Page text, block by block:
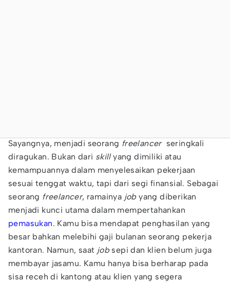
Sayangnya, menjadi seorang freelancerseringkali
diragukan. Bukan dari skillyang dimiliki atau
kemampuannya dalam menyelesaikan pekerjaan
sesuai tenggat waktu, tapi dari segi finansial. Sebagai
seorang freelancer, ramainya jobyang diberikan
menjadi kunci utama dalam mempertahankan
pemasukan. Kamu bisa mendapat penghasilan yang
besar bahkan melebihi gaji bulanan seorang pekerja
kantoran. Namun, saat job sepi dan klien belum juga
membayar jasamu. Kamu hanya bisa berharap pada
sisa receh di kantong atau klien yang segera